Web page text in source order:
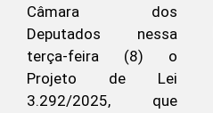
Câmara dos
Deputados nessa
terça-feira (8) o
Projeto de Lei
3.292/2025, que